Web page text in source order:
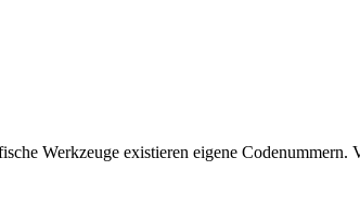
Werkzeuge existieren eigene Codenummern.